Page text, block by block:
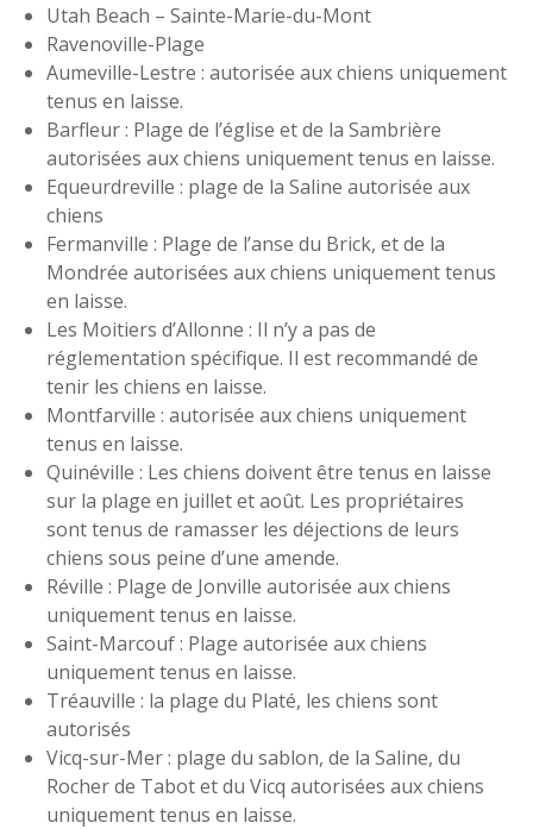
Utah Beach – Sainte-Marie-du-Mont
Ravenoville-Plage
Aumeville-Lestre : autorisée aux chiens uniquement
tenus en laisse.
Barfleur : Plage de l’église et de la Sambrière
autorisées aux chiens uniquement tenus en laisse.
Equeurdreville : plage de la Saline autorisée aux
chiens
Fermanville : Plage de l’anse du Brick, et de la
Mondrée autorisées aux chiens uniquement tenus
en laisse.
Les Moitiers d’Allonne : Il n’y a pas de
réglementation spécifique. Il est recommandé de
tenir les chiens en laisse.
Montfarville : autorisée aux chiens uniquement
tenus en laisse.
Quinéville : Les chiens doivent être tenus en laisse
sur la plage en juillet et août. Les propriétaires
sont tenus de ramasser les déjections de leurs
chiens sous peine d’une amende.
Réville : Plage de Jonville autorisée aux chiens
uniquement tenus en laisse.
Saint-Marcouf : Plage autorisée aux chiens
uniquement tenus en laisse.
Tréauville : la plage du Platé, les chiens sont
autorisés
Vicq-sur-Mer : plage du sablon, de la Saline, du
Rocher de Tabot et du Vicq autorisées aux chiens
uniquement tenus en laisse.